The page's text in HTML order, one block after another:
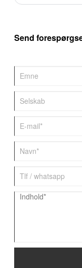
fuldstændig udryddet
Send